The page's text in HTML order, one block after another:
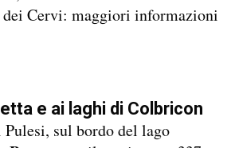
dei Cervi: maggiori informazioni
e ai laghi di Colbricon
sul bordo del lago